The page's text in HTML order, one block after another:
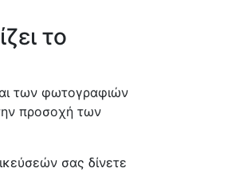
το
των φωτογραφιών
προσοχή των
σας δίνετε